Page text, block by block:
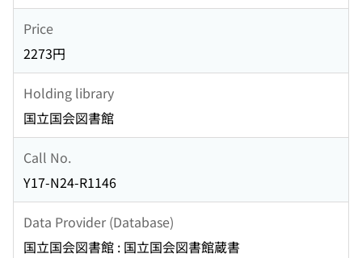
Price
2273円
Holding library
国立国会図書館
Call No.
Y17-N24-R1146
Data Provider (Database)
国立国会図書館 : 国立国会図書館蔵書